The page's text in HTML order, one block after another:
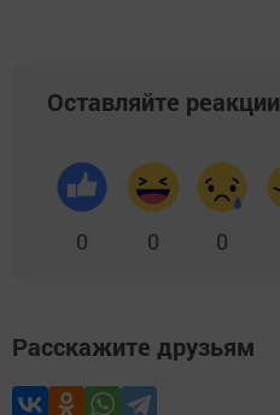
Оставляйте реакции
0 0 0
Расскажите друзьям